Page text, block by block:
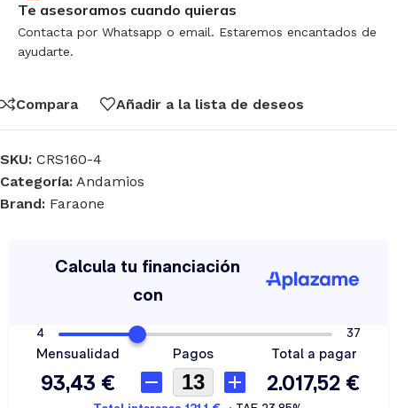
Te asesoramos cuando quieras
Contacta por Whatsapp o email. Estaremos encantados de
ayudarte.
Compara Añadir a la lista de deseos
SKU: CRS160-4
Categoría: Andamios
Brand: Faraone